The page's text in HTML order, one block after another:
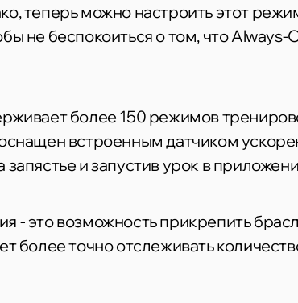
теперь можно настроить этот
не беспокоиться о том, что
более 150 режимов
встроенным датчиком
и запустив урок в
- это возможность прикрепить
более точно отслеживать